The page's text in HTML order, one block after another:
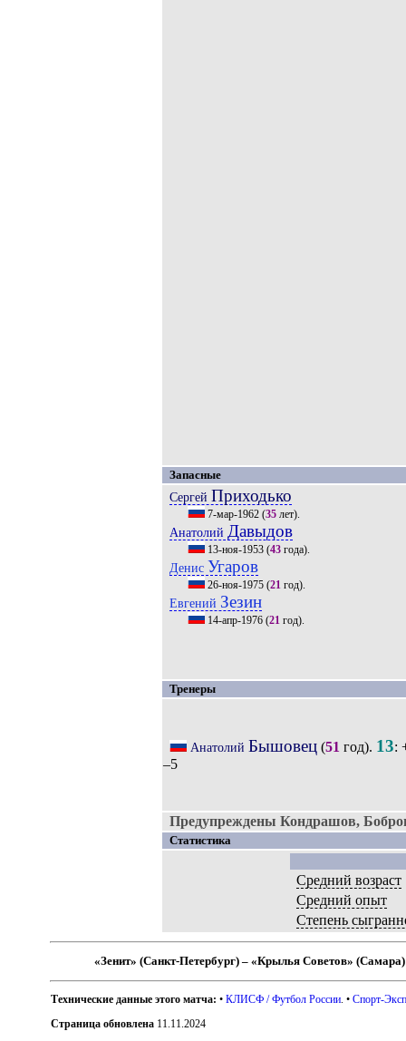
Запасные
Сергей Приходько
7-мар-1962(35лет).
Анатолий Давыдов
13-ноя-1953(43года).
Денис Угаров
26-ноя-1975(21год).
Евгений Зезин
14-апр-1976(21год).
Тренеры
Анатолий Бышовец(51 год). 13:
–5
Предупреждены Кондрашов,
Статистика
Средний возраст
Средний опыт
Степень
«Зенит» (Санкт-Петербург) – «Крылья Советов»
Технические данные этого матча: •КЛИСФ / Футбол России . •Спорт-
Страница обновлена 11.11.2024